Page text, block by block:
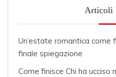
Articoli
Un’estate romantica come
finale spiegazione
Come finisce Chi ha